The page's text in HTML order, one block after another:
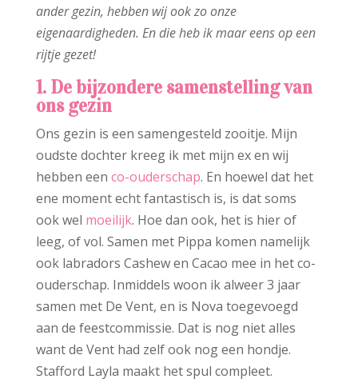
ander gezin, hebben wij ook zo onze
eigenaardigheden. En die heb ik maar eens op een
rijtje gezet!
1. De bijzondere samenstelling van
ons gezin
Ons gezin is een samengesteld zooitje. Mijn
oudste dochter kreeg ik met mijn ex en wij
hebben een co-ouderschap. En hoewel dat het
ene moment echt fantastisch is, is dat soms
ook wel moeilijk. Hoe dan ook, het is hier of
leeg, of vol. Samen met Pippa komen namelijk
ook labradors Cashew en Cacao mee in het co-
ouderschap. Inmiddels woon ik alweer 3 jaar
samen met De Vent, en is Nova toegevoegd
aan de feestcommissie. Dat is nog niet alles
want de Vent had zelf ook nog een hondje.
Stafford Layla maakt het spul compleet.